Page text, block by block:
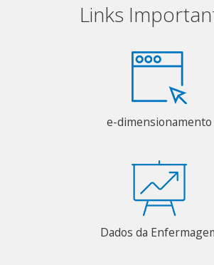
Links
e-dimensionamento
Dados da